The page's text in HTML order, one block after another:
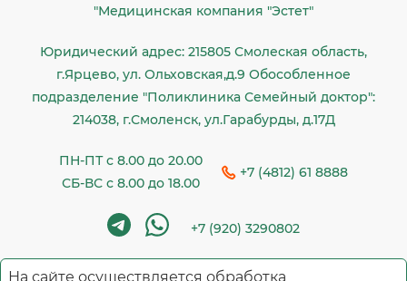
"Медицинская компания "Эстет"
Юридический адрес: 215805 Смолеская область,
г.Ярцево, ул. Ольховская,д.9 Обособленное
подразделение "Поликлиника Семейный доктор":
214038, г.Смоленск, ул.Гарабурды, д.17Д
ПН-ПТ с 8.00 до 20.00
СБ-ВС с 8.00 до 18.00
+7 (4812) 61 8888
+7 (920) 3290802
На сайте осуществляется обработка